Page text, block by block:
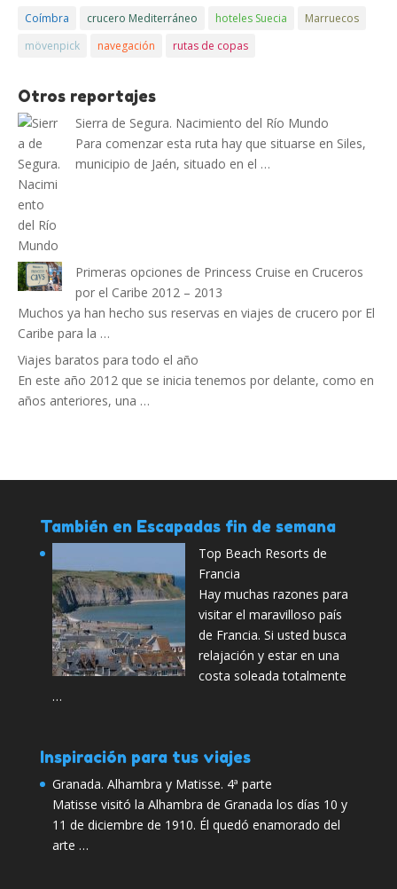
Coímbra crucero Mediterráneo hoteles Suecia
Marruecos
mövenpick
navegación rutas de copas
Otros reportajes
Sierra de Segura. Nacimiento del Río Mundo
Para comenzar esta ruta hay que situarse en Siles,
municipio de Jaén, situado en el …
Primeras opciones de Princess Cruise en Cruceros
por el Caribe 2012 – 2013
Muchos ya han hecho sus reservas en viajes de crucero por El
Caribe para la …
Viajes baratos para todo el año
En este año 2012 que se inicia tenemos por delante, como en
años anteriores, una …
También en Escapadas fin de semana
Top Beach Resorts de
Francia
Hay muchas razones para
visitar el maravilloso país
de Francia. Si usted busca
relajación y estar en una
costa soleada totalmente
…
Inspiración para tus viajes
Granada. Alhambra y Matisse. 4ª parte
Matisse visitó la Alhambra de Granada los días 10 y
11 de diciembre de 1910. Él quedó enamorado del
arte …